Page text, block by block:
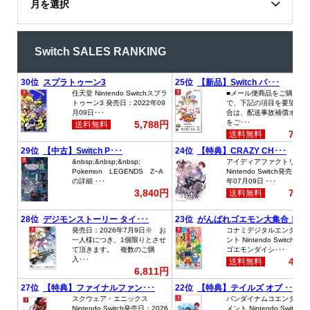
月を選択
Switch SALES RANKING